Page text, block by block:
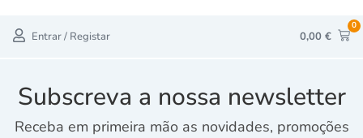
Entrar / Registar 0,00 €
0
Subscreva a nossa newsletter
Receba em primeira mão as novidades, promoções